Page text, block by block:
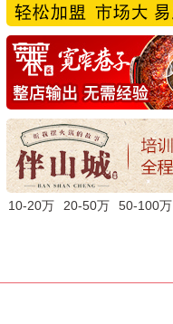
10-20万 20-50万 50-100万